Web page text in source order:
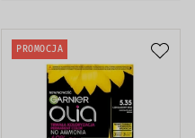
PROMOCJA